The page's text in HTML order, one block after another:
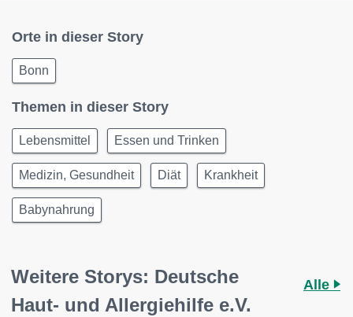
Orte in dieser Story
Bonn
Themen in dieser Story
Lebensmittel Essen und Trinken
Medizin, Gesundheit Diät Krankheit
Babynahrung
Weitere Storys: Deutsche
Haut- und Allergiehilfe e.V.
Alle